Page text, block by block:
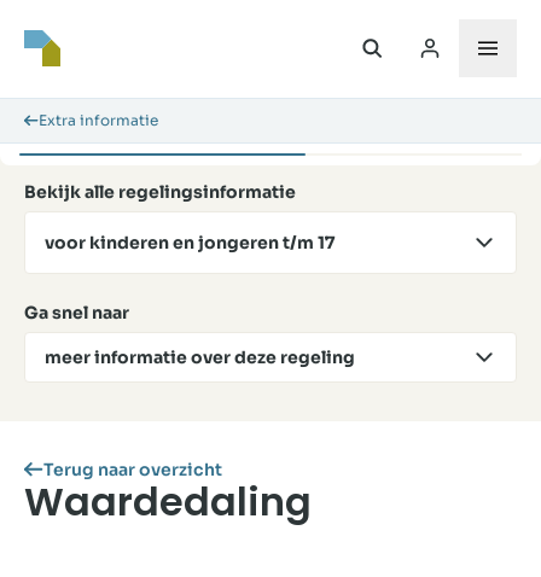
Extra informatie
Bekijk alle regelingsinformatie
voor kinderen en jongeren t/m 17
Ga snel naar
meer informatie over deze regeling
Terug naar overzicht
Waardedaling